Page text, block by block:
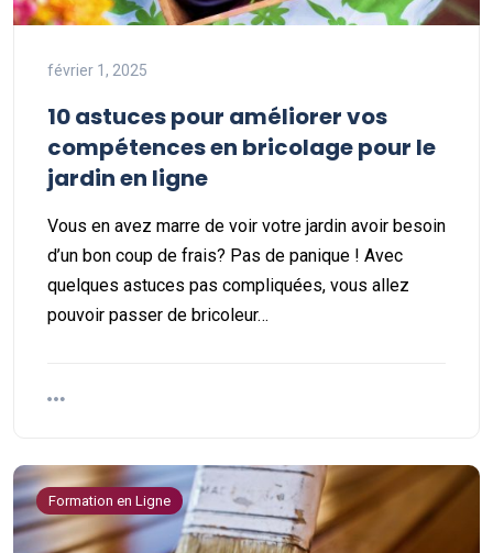
février 1, 2025
10 astuces pour améliorer vos
compétences en bricolage pour le
jardin en ligne
Vous en avez marre de voir votre jardin avoir besoin
d’un bon coup de frais? Pas de panique ! Avec
quelques astuces pas compliquées, vous allez
pouvoir passer de bricoleur…
Formation en Ligne